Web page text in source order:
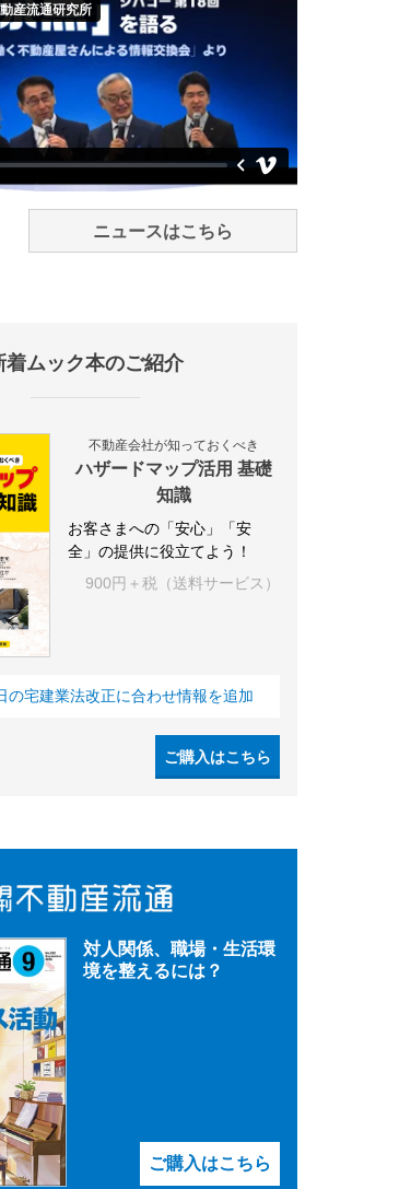
ニュースはこちら
着ムック本のご紹介
不動産会社が知っておくべき
ハザードマップ活用 基礎
知識
お客さまへの「安心」「安
全」の提供に役立てよう！
900円＋税（送料サービス）
の宅建業法改正に合わせ情報を追加
ご購入はこちら
対人関係、職場・生活環
境を整えるには？
ご購入はこちら